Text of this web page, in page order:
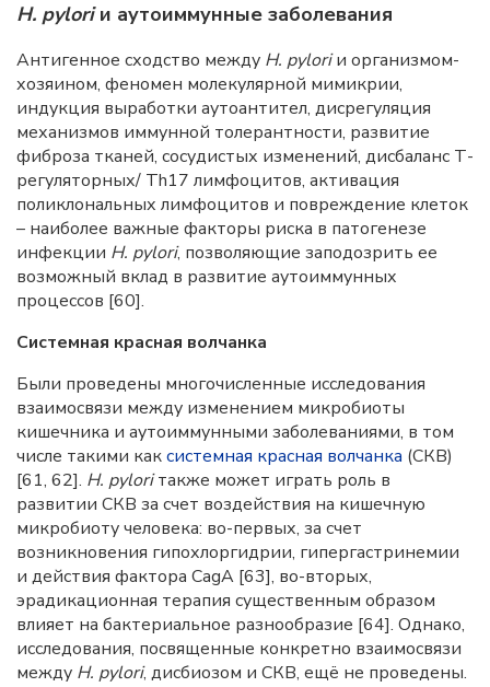
H. pyloriи аутоиммунные заболевания
Антигенное сходство между H. pyloriи организмом-
хозяином, феномен молекулярной мимикрии,
индукция выработки аутоантител, дисрегуляция
механизмов иммунной толерантности, развитие
фиброза тканей, сосудистых изменений, дисбаланс Т-
регуляторных/ Th17 лимфоцитов, активация
поликлональных лимфоцитов и повреждение клеток
– наиболее важные факторы риска в патогенезе
инфекции H. pylori, позволяющие заподозрить ее
возможный вклад в развитие аутоиммунных
процессов [60].
Системная красная волчанка
Были проведены многочисленные исследования
взаимосвязи между изменением микробиоты
кишечника и аутоиммунными заболеваниями, в том
числе такими каксистемная красная волчанка (СКВ)
[61, 62]. H. pyloriтакже может играть роль в
развитии СКВ за счет воздействия на кишечную
микробиоту человека: во-первых, за счет
возникновения гипохлоргидрии, гипергастринемии
и действия фактора CagA [63], во-вторых,
эрадикационная терапия существенным образом
влияет на бактериальное разнообразие [64]. Однако,
исследования, посвященные конкретно взаимосвязи
между H. pylori, дисбиозом и СКВ, ещё не проведены.